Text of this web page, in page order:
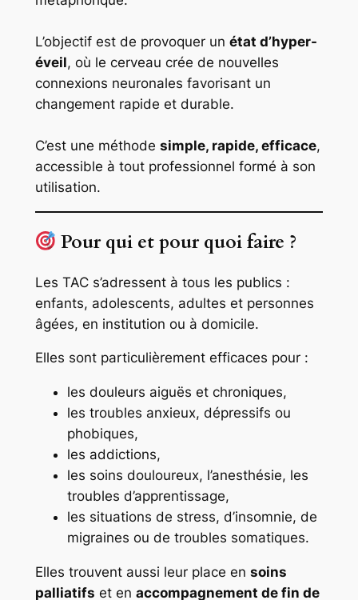
L’objectif est de provoquer un état d’hyper-
éveil, où le cerveau crée de nouvelles
connexions neuronales favorisant un
changement rapide et durable.
C’est une méthode simple, rapide, efficace,
accessible à tout professionnel formé à son
utilisation.
Pour qui et pour quoi faire ?
Les TAC s’adressent à tous les publics :
enfants, adolescents, adultes et personnes
âgées, en institution ou à domicile.
Elles sont particulièrement efficaces pour :
les douleurs aiguës et chroniques,
les troubles anxieux, dépressifs ou
phobiques,
les addictions,
les soins douloureux, l’anesthésie, les
troubles d’apprentissage,
les situations de stress, d’insomnie, de
migraines ou de troubles somatiques.
Elles trouvent aussi leur place en soins
palliatifs et en accompagnement de fin de